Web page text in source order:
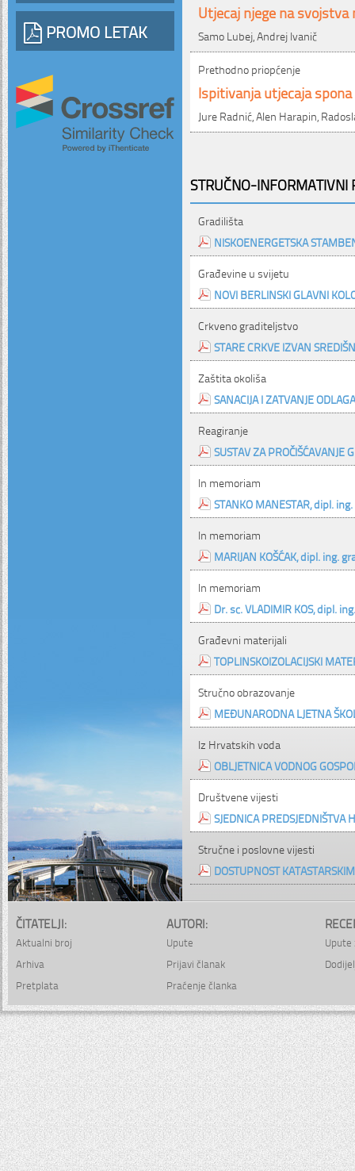
PROMO LETAK
Utjecaj njege na
Samo Lubej, Andrej Ivanič
Prethodno priopćenje
Ispitivanja utjecaja
Jure Radnić, Alen Harapin,
STRUČNO-INFORMATIVNI
Gradilišta
NISKOENERGETSKA
Građevine u svijetu
NOVI BERLINSKI GLAVNI
Crkveno graditeljstvo
STARE CRKVE IZVAN
Zaštita okoliša
SANACIJA I ZATVANJE
Reagiranje
SUSTAV ZA PROČIŠĆAVANJE
In memoriam
STANKO MANESTAR, dipl.
In memoriam
MARIJAN KOŠĆAK, dipl. ing.
In memoriam
Dr. sc. VLADIMIR KOS, dipl.
Građevni materijali
TOPLINSKOIZOLACIJSKI
Stručno obrazovanje
MEĐUNARODNA LJETNA
Iz Hrvatskih voda
OBLJETNICA VODNOG
Društvene vijesti
SJEDNICA PREDSJEDNIŠTVA
Stručne i poslovne vijesti
DOSTUPNOST
ČITATELJI:
Aktualni broj
Arhiva
Pretplata
AUTORI:
Upute
Prijavi članak
Praćenje članka
Upute